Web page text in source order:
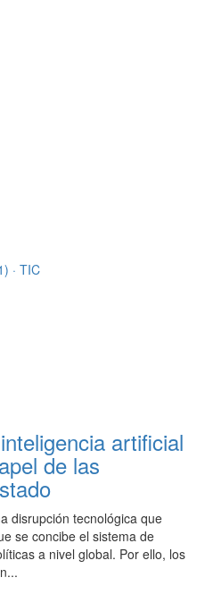
· TIC
artificial
de las
disrupción tecnológica que
se concibe el sistema de
a nivel global. Por ello, los